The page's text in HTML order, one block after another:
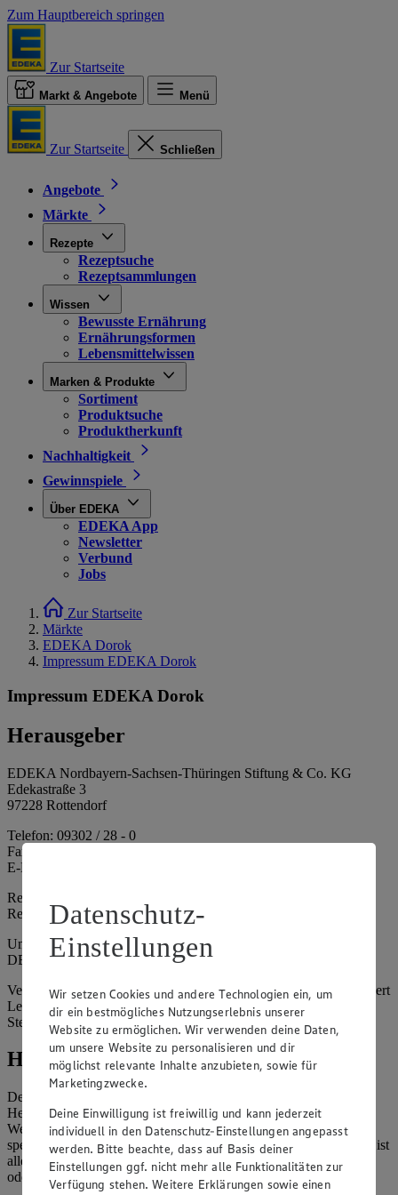
Zum Hauptbereich springen
Zur Startseite
Markt & Angebote Menü
Zur Startseite Schließen
Angebote
Märkte
Rezepte
Rezeptsuche
Rezeptsammlungen
Wissen
Bewusste Ernährung
Ernährungsformen
Lebensmittelwissen
Marken & Produkte
Sortiment
Produktsuche
Produktherkunft
Nachhaltigkeit
Gewinnspiele
Über EDEKA
EDEKA App
Newsletter
Verbund
Jobs
Zur Startseite
Märkte
EDEKA Dorok
Impressum EDEKA Dorok
Impressum EDEKA Dorok
Herausgeber
EDEKA Nordbayern-Sachsen-Thüringen Stiftung & Co. KG
Edekastraße 3
97228 Rottendorf
Telefon: 09302 / 28 - 0
Fax: 09302 / 28 - 214
E-Mail: info@edeka.de
Registergericht: Amtsgericht Würzburg
Registernummer: HRA 6164
Umsatzsteuer-Identifikationsnummer gem. § 27a UStG:
DE261968694
Vertretungsberechtigte: Sebastian Kohrmann (Geschäftsführer), Gert
Lehmann (Geschäftsführer), Christian Remy (Geschäftsführer),
Stefan Legat (Vorstandsvorsitzender)
Hinweise
Der Inhalt dieser Website ist urheberrechtlich geschützt. Der
Herausgeber gewährt Ihnen jedoch das Recht, den auf dieser
Website bereitgestellten Text ganz oder ausschnittsweise zu
speichern und zu vervielfältigen. Aus Gründen des Urheberrechts ist
allerdings die Speicherung und Vervielfältigung von Bildmaterial
oder Grafiken aus dieser Website nicht gestattet.
Datenschutz-
Einstellungen
Wir setzen Cookies und andere Technologien ein, um
dir ein bestmögliches Nutzungserlebnis unserer
Website zu ermöglichen. Wir verwenden deine Daten,
um unsere Website zu personalisieren und dir
möglichst relevante Inhalte anzubieten, sowie für
Marketingzwecke.
Deine Einwilligung ist freiwillig und kann jederzeit
individuell in den Datenschutz-Einstellungen angepasst
werden. Bitte beachte, dass auf Basis deiner
Einstellungen ggf. nicht mehr alle Funktionalitäten zur
Verfügung stehen. Weitere Erklärungen sowie einen